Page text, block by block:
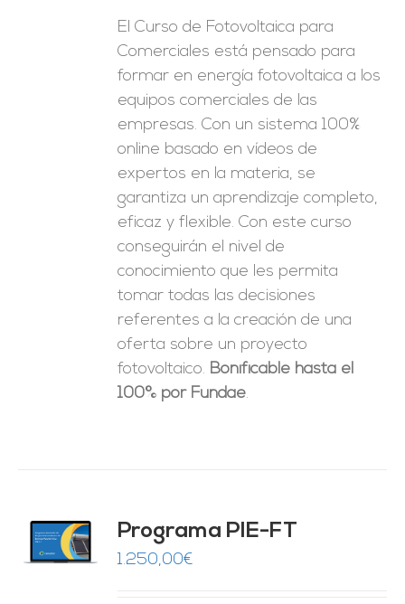
El Curso de Fotovoltaica para
Comerciales está pensado para
formar en energía fotovoltaica a los
equipos comerciales de las
empresas. Con un sistema 100%
online basado en vídeos de
expertos en la materia, se
garantiza un aprendizaje completo,
eficaz y flexible. Con este curso
conseguirán el nivel de
conocimiento que les permita
tomar todas las decisiones
referentes a la creación de una
oferta sobre un proyecto
fotovoltaico. Bonificable hasta el
100% por Fundae.
Programa PIE-FT
1.250,00€